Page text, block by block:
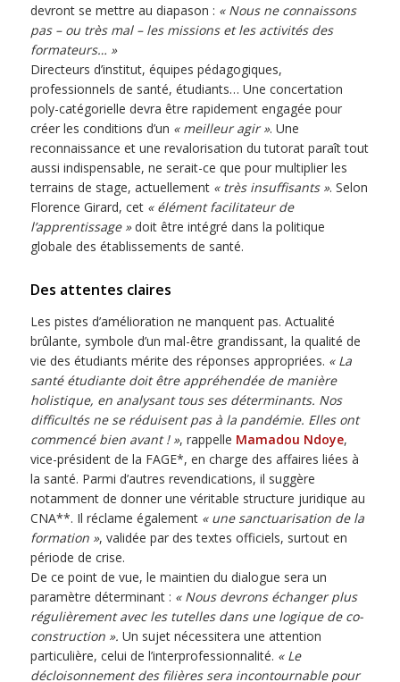
devront se mettre au diapason : « Nous ne connaissons
pas – ou très mal – les missions et les activités des
formateurs… »
Directeurs d’institut, équipes pédagogiques,
professionnels de santé, étudiants… Une concertation
poly-catégorielle devra être rapidement engagée pour
créer les conditions d’un « meilleur agir ». Une
reconnaissance et une revalorisation du tutorat paraît tout
aussi indispensable, ne serait-ce que pour multiplier les
terrains de stage, actuellement « très insuffisants ». Selon
Florence Girard, cet « élément facilitateur de
l’apprentissage »doit être intégré dans la politique
globale des établissements de santé.
Des attentes claires
Les pistes d’amélioration ne manquent pas. Actualité
brûlante, symbole d’un mal-être grandissant, la qualité de
vie des étudiants mérite des réponses appropriées. « La
santé étudiante doit être appréhendée de manière
holistique, en analysant tous ses déterminants. Nos
difficultés ne se réduisent pas à la pandémie. Elles ont
commencé bien avant ! », rappelle Mamadou Ndoye,
vice-président de la FAGE*, en charge des affaires liées à
la santé. Parmi d’autres revendications, il suggère
notamment de donner une véritable structure juridique au
CNA**. Il réclame également « une sanctuarisation de la
formation », validée par des textes officiels, surtout en
période de crise.
De ce point de vue, le maintien du dialogue sera un
paramètre déterminant : « Nous devrons échanger plus
régulièrement avec les tutelles dans une logique de co-
construction ». Un sujet nécessitera une attention
particulière, celui de l’interprofessionnalité. « Le
décloisonnement des filières sera incontournable pour